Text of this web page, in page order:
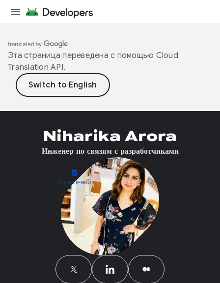
Эта страница переведена с помощью Cloud
Translation API.
5
СООБЩЕНИЙ
Niharika Arora
Инженер по связям с разработчиками